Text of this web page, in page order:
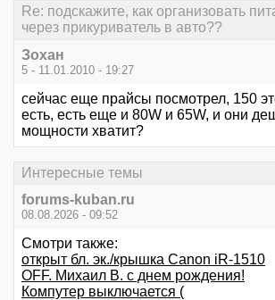
Re: подскажите, как организовать
через прикуриватель в авто??
Зохан
5 - 11.01.2010 - 19:27
сейчас еще прайсы посмотрел, 150
есть, есть еще и 80W и 65W, и они
мощности хватит?
Интересные темы
forums-kuban.ru
08.08.2026 - 09:52
Смотри также:
открыт бл. эк./крышка Canon iR-1510
OFF. Михаил В. с днем рождения!
Компутер выключается (